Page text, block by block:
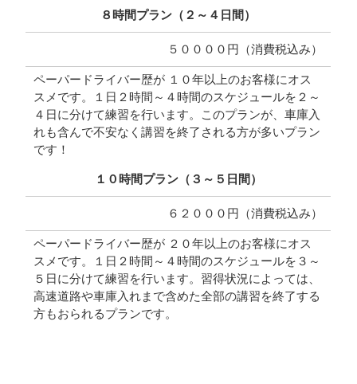
８時間プラン（２～４日間）
５００００円（消費税込み）
ペーパードライバー歴が １０年以上のお客様にオス
スメです。１日２時間～４時間のスケジュールを２～
４日に分けて練習を行います。このプランが、車庫入
れも含んで不安なく講習を終了される方が多いプラン
です！
１０時間プラン（３～５日間）
６２０００円（消費税込み）
ペーパードライバー歴が ２０年以上のお客様にオス
スメです。１日２時間～４時間のスケジュールを３～
５日に分けて練習を行います。習得状況によっては、
高速道路や車庫入れまで含めた全部の講習を終了する
方もおられるプランです。